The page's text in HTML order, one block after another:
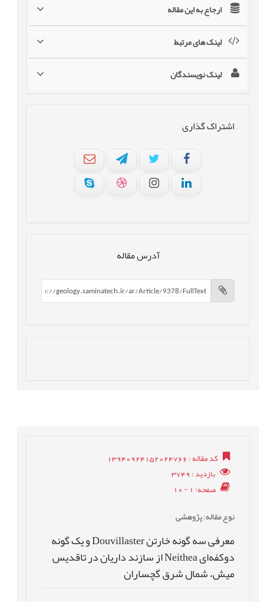
ارجاع به این مقاله
لینک های مرتبط
لینک نویسندگان
اشتراک گذاری
آدرس مقاله
کد مقاله: 13940924152024766
بازدید: 3749
صفحه: 1 - 10
نوع مقاله: پژوهشی
معرفی سه گونه خارتن Douvillaster و یک گونه
دوکفه‌ای Neithea از سازند داریان در تاقدیس
میش، شمال شرق گچساران